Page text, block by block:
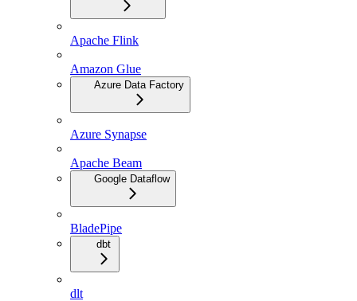
Apache Flink
Amazon Glue
Azure Data Factory
Azure Synapse
Apache Beam
Google Dataflow
BladePipe
dbt
dlt